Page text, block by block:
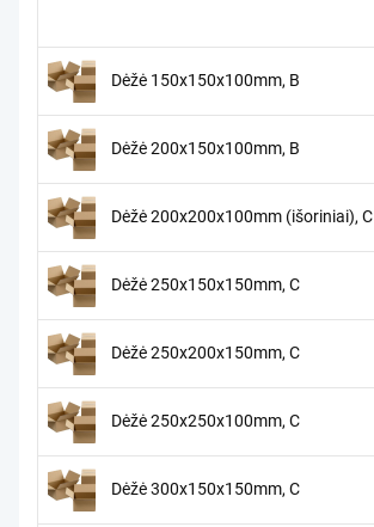
Dėžė 150x150x100mm, B
Dėžė 200x150x100mm, B
Dėžė 200x200x100mm (išoriniai), C
Dėžė 250x150x150mm, C
Dėžė 250x200x150mm, C
Dėžė 250x250x100mm, C
Dėžė 300x150x150mm, C